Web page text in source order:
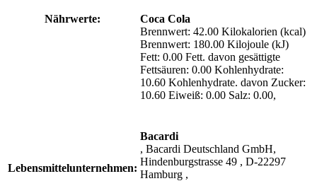
Nährwerte:
Coca Cola
Brennwert: 42.00 Kilokalorien (kcal)
Brennwert: 180.00 Kilojoule (kJ)
Fett: 0.00 Fett. davon gesättigte
Fettsäuren: 0.00 Kohlenhydrate:
10.60 Kohlenhydrate. davon Zucker:
10.60 Eiweiß: 0.00 Salz: 0.00,
Lebensmittelunternehmen:
Bacardi
, Bacardi Deutschland GmbH,
Hindenburgstrasse 49 , D-22297
Hamburg ,